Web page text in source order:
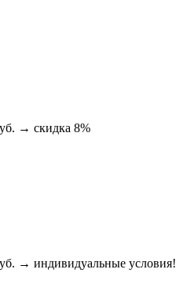
→ скидка 8%
→ индивидуальные условия!